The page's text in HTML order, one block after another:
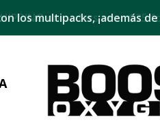
los multipacks, ¡además